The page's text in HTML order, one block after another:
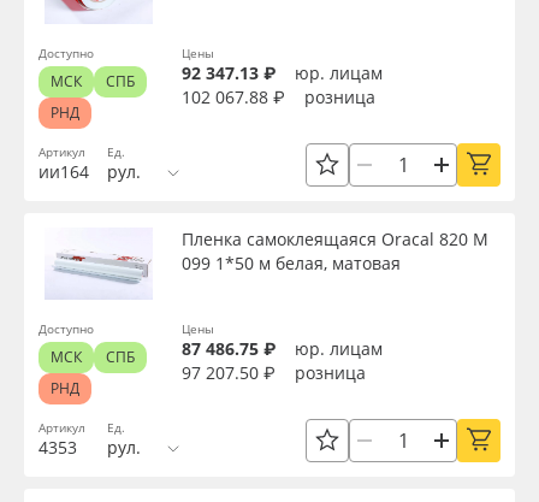
Сбросить фильтр
Артикул
ии164
Ед.
рул.
Цены
92 347.13 ₽
юр. лицам
102 067.88 ₽
розница
Доступно
МСК
СПБ
РНД
Артикул
4353
Пленка самоклеящаяся Oracal 820 M
099 1*50 м белая, матовая
Ед.
рул.
Цены
87 486.75 ₽
юр. лицам
97 207.50 ₽
розница
Доступно
МСК
СПБ
РНД